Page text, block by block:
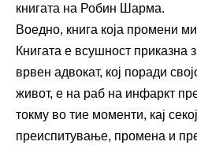
книгата на Робин Шарма.
Воедно, книга која промени
Книгата е всушност приказна
врвен адвокат, кој поради
живот, е на раб на инфаркт
токму во тие моменти, кај
преиспитување, промена и